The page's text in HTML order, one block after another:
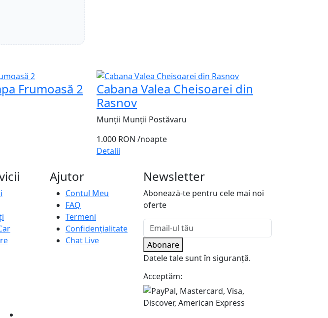
Frumoasă 2
Cabana Valea Cheisoarei din
Rasnov
Munții Munții Postăvaru
1.000 RON /noapte
Detalii
Ajutor
Contul Meu
FAQ
Termeni
Confidențialitate
Chat Live
Newsletter
Abonează-te pentru cele mai noi
oferte
Abonare
Datele tale sunt în siguranță.
Acceptăm: